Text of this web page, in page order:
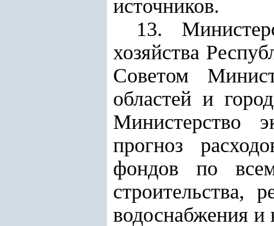
источников.
13.
хозяйства
Советом
областей и
Министерство
прогноз
фондов по
строительства,
водоснабжения и